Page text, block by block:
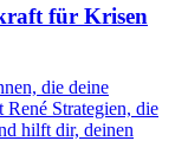
für Krisen
die deine
Strategien, die
hilft dir, deinen